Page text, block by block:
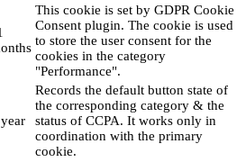
This cookie is set by GDPR Cookie
Consent plugin. The cookie is used
to store the user consent for the
cookies in the category
"Performance".
Records the default button state of
the corresponding category & the
status of CCPA. It works only in
coordination with the primary
cookie.